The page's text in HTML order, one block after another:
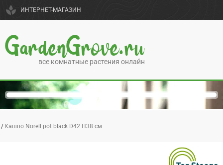
spa ИНТЕРНЕТ-МАГАЗИН
GardenGrove.ru
все комнатные растения онлайн
Кашпо Norell pot black D42 H38 см